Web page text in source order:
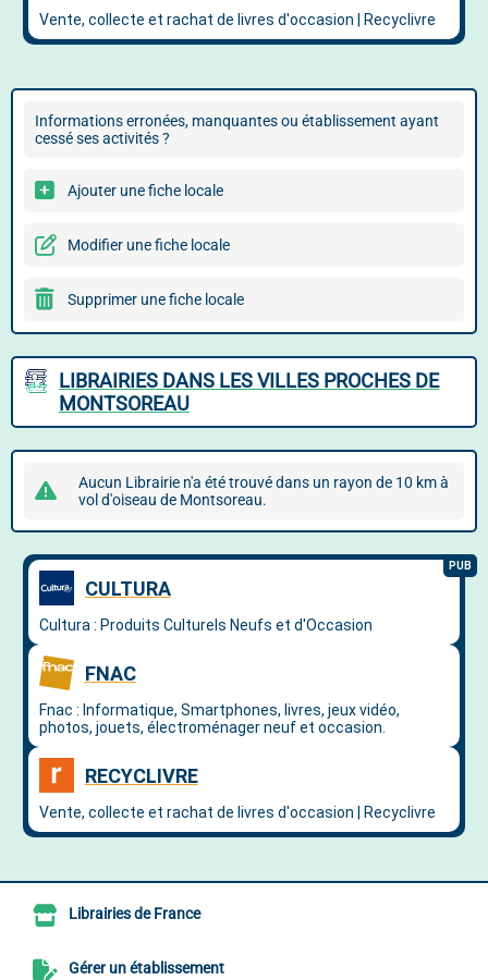
Informations erronées, manquantes ou établissement ayant
cessé ses activités ?
Ajouter une fiche locale
Modifier une fiche locale
Supprimer une fiche locale
LIBRAIRIES DANS LES VILLES PROCHES DE
MONTSOREAU
Aucun Librairie n'a été trouvé dans un rayon de 10 km à
vol d'oiseau de Montsoreau.
Librairies de France
Gérer un établissement